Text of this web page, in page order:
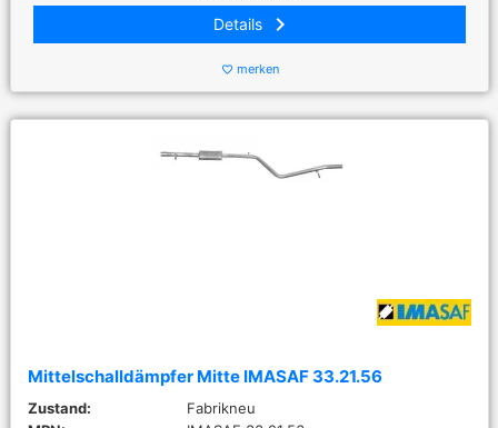
Details keyboard_arrow_right
favorite_border merken
Mittelschalldämpfer Mitte IMASAF 33.21.56
Zustand:
Fabrikneu